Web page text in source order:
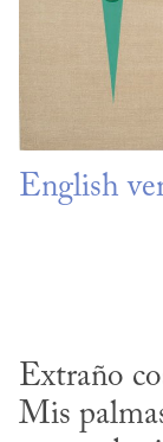
English
Extraño
Mis